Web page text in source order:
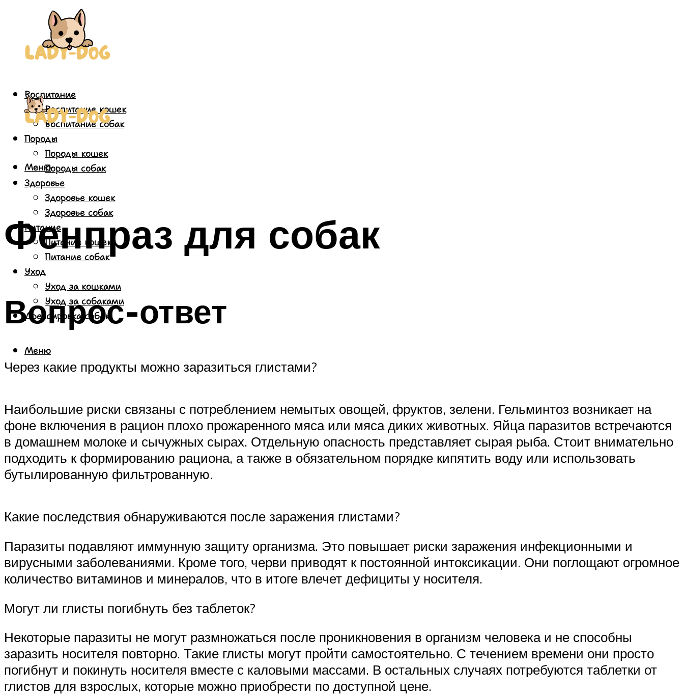
Воспитание
Воспитание кошек
Воспитание собак
Породы
Породы кошек
Породы собак
Здоровье
Здоровье кошек
Здоровье собак
Питание
Питание кошек
Питание собак
Уход
Уход за кошками
Уход за собаками
Дрессировка собак
Меню
Меню
Фенпраз для собак
Вопрос-ответ
Через какие продукты можно заразиться глистами?
Наибольшие риски связаны с потреблением немытых овощей, фруктов, зелени. Гельминтоз возникает на
фоне включения в рацион плохо прожаренного мяса или мяса диких животных. Яйца паразитов встречаются
в домашнем молоке и сычужных сырах. Отдельную опасность представляет сырая рыба. Стоит внимательно
подходить к формированию рациона, а также в обязательном порядке кипятить воду или использовать
бутылированную фильтрованную.
Какие последствия обнаруживаются после заражения глистами?
Паразиты подавляют иммунную защиту организма. Это повышает риски заражения инфекционными и
вирусными заболеваниями. Кроме того, черви приводят к постоянной интоксикации. Они поглощают огромное
количество витаминов и минералов, что в итоге влечет дефициты у носителя.
Могут ли глисты погибнуть без таблеток?
Некоторые паразиты не могут размножаться после проникновения в организм человека и не способны
заразить носителя повторно. Такие глисты могут пройти самостоятельно. С течением времени они просто
погибнут и покинуть носителя вместе с каловыми массами. В остальных случаях потребуются таблетки от
глистов для взрослых, которые можно приобрести по доступной цене.